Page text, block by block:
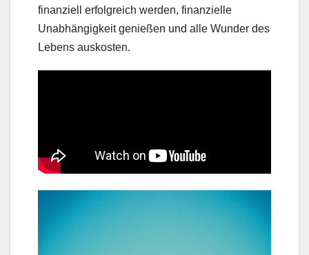
finanziell erfolgreich werden, finanzielle
Unabhängigkeit genießen und alle Wunder des
Lebens auskosten.